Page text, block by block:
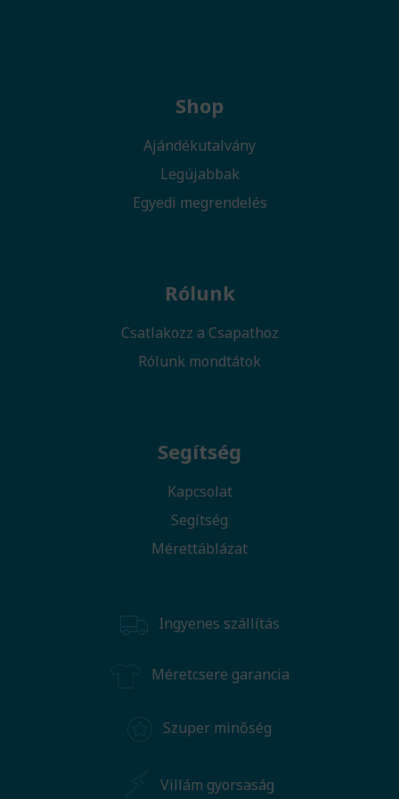
Shop
Ajándékutalvány
Legújabbak
Egyedi megrendelés
Rólunk
Csatlakozz a Csapathoz
Rólunk mondtátok
Segítség
Kapcsolat
Segítség
Mérettáblázat
Ingyenes szállítás
Méretcsere garancia
Szuper minőség
Villám gyorsaság